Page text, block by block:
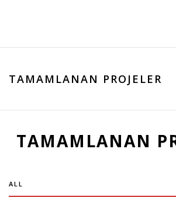
TAMAMLANAN PROJELER
TAMAMLANAN
ALL